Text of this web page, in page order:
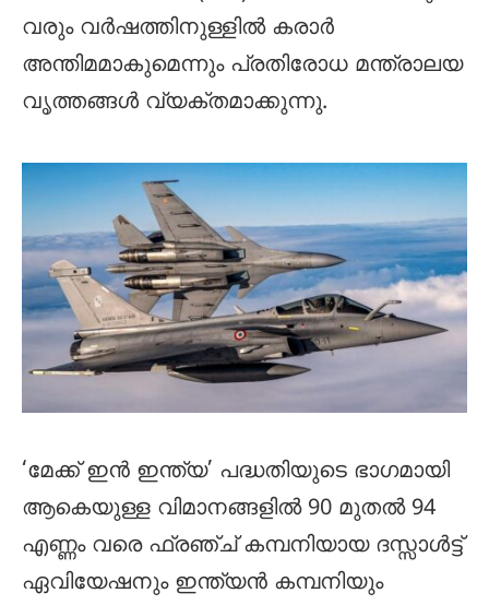
വരും വർഷത്തിനുള്ളിൽ കരാർ
അന്തിമമാകുമെന്നും പ്രതിരോധ മന്ത്രാലയ
വൃത്തങ്ങൾ വ്യക്തമാക്കുന്നു.
‘മേക്ക് ഇൻ ഇന്ത്യ’ പദ്ധതിയുടെ ഭാഗമായി
ആകെയുള്ള വിമാനങ്ങളിൽ 90 മുതൽ 94
എണ്ണം വരെ ഫ്രഞ്ച് കമ്പനിയായ ദസ്സാൾട്ട്
ഏവിയേഷനും ഇന്ത്യൻ കമ്പനിയും